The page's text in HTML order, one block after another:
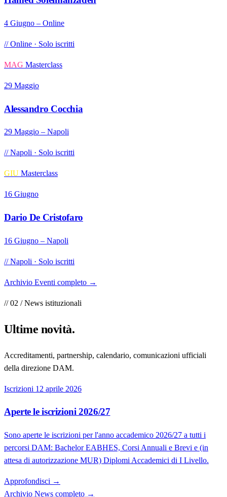
4 Giugno – Online
// Online · Solo iscritti
MAG Masterclass
29 Maggio
Alessandro Cocchia
29 Maggio – Napoli
// Napoli · Solo iscritti
GIU Masterclass
16 Giugno
Dario De Cristofaro
16 Giugno – Napoli
// Napoli · Solo iscritti
Archivio Eventi completo →
// 02 / News istituzionali
Ultime novità.
Accreditamenti, partnership, calendario, comunicazioni ufficiali
della direzione DAM.
Iscrizioni 12 aprile 2026
Aperte le iscrizioni 2026/27
Sono aperte le iscrizioni per l'anno accademico 2026/27 a tutti i
percorsi DAM: Bachelor EABHES, Corsi Annuali e Brevi e (in
attesa di autorizzazione MUR) Diplomi Accademici di I Livello.
Approfondisci →
Archivio News completo →